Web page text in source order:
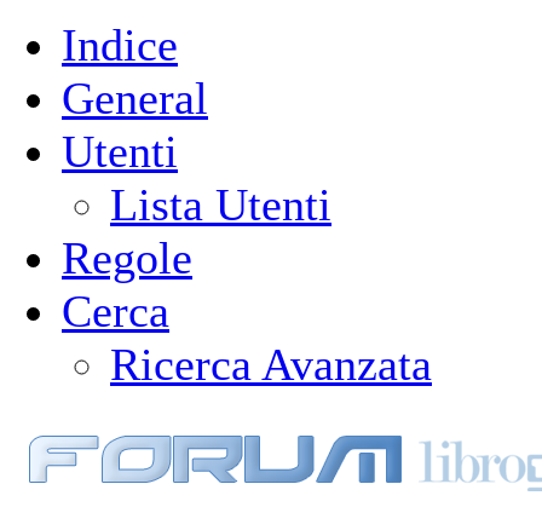
Indice
General
Utenti
Lista Utenti
Regole
Cerca
Ricerca Avanzata